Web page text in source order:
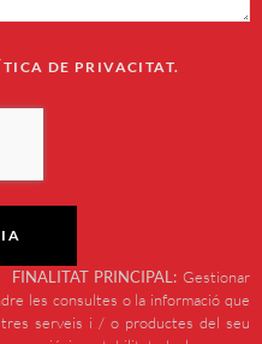
DE PRIVACITAT.
FINALITAT PRINCIPAL: Gestionar
les consultes o la informació que
serveis i / o productes del seu